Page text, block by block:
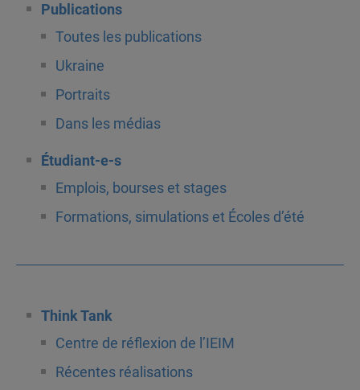
Publications
Toutes les publications
Ukraine
Portraits
Dans les médias
Étudiant-e-s
Emplois, bourses et stages
Formations, simulations et Écoles d’été
Think Tank
Centre de réflexion de l’IEIM
Récentes réalisations